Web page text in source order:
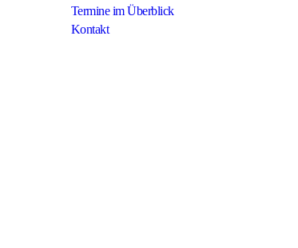
Termine im Überblick
Kontakt